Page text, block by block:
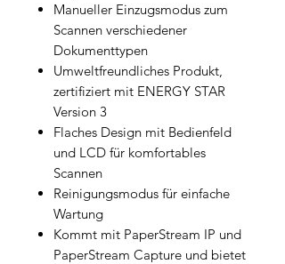
Manueller Einzugsmodus zum
Scannen verschiedener
Dokumenttypen
Umweltfreundliches Produkt,
zertifiziert mit ENERGY STAR
Version 3
Flaches Design mit Bedienfeld
und LCD für komfortables
Scannen
Reinigungsmodus für einfache
Wartung
Kommt mit PaperStream IP und
PaperStream Capture und bietet